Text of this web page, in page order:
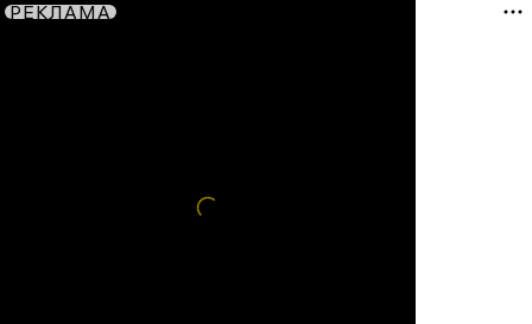
РЕКЛАМА